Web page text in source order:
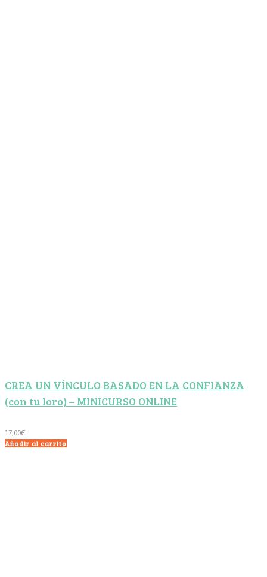
CREA UN VÍNCULO BASADO EN LA CONFIANZA
(con tu loro) – MINICURSO ONLINE
17,00€
Añadir al carrito